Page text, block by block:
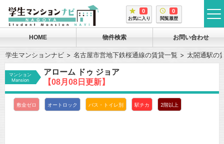
0
お気に入り
0
閲覧履歴
HOME 物件検索 お問い合わせ
学生マンションナビ 名古屋市営地下鉄桜通線の賃貸一覧 太閤通駅の
マンション
Mansion
アローム ドゥ ジョア
【08月08日更新】
敷金ゼロ オートロック バス・トイレ別 駅チカ 2階以上